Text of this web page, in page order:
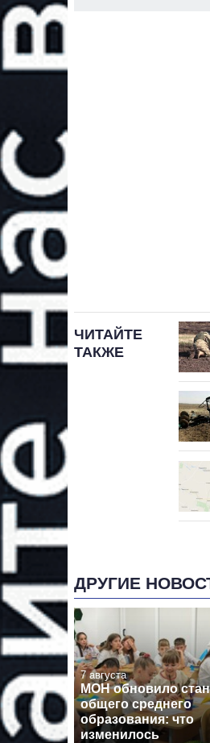
ЧИТАЙТЕ
ТАКЖЕ
ДРУГИЕ
7 августа
МОН обновило
общего среднего
образования: что
изменилось